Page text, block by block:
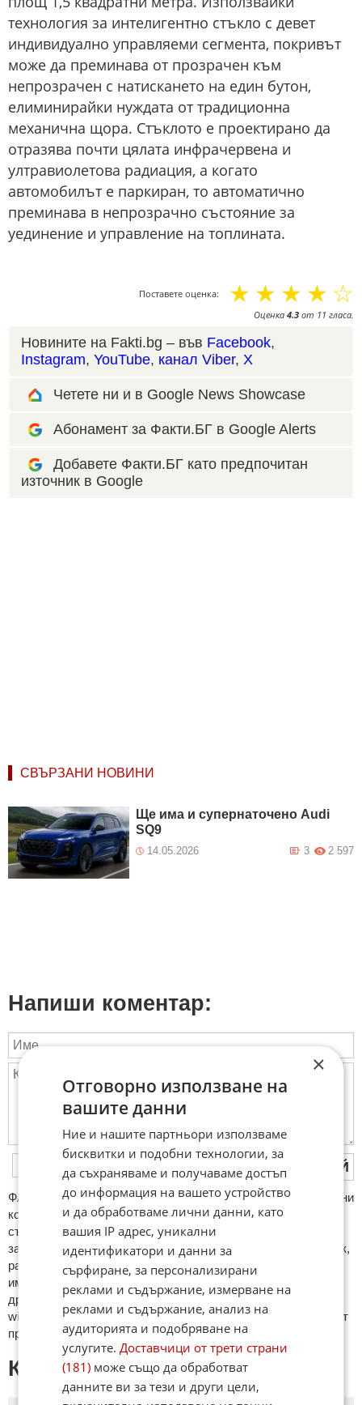
технология за интелигентно стъкло с девет
индивидуално управляеми сегмента, покривът
може да преминава от прозрачен към
непрозрачен с натискането на един бутон,
елиминирайки нуждата от традиционна
механична щора. Стъклото е проектирано да
отразява почти цялата инфрачервена и
ултравиолетова радиация, а когато
автомобилът е паркиран, то автоматично
преминава в непрозрачно състояние за
уединение и управление на топлината.
Поставете оценка: ☆
☆
☆
☆
☆
Оценка 4.3 от 11 гласа.
Новините на Fakti.bg – във Facebook,
Instagram, YouTube, канал Viber, X
Четете ни и в Google News Showcase
Абонамент за Факти.БГ в Google Alerts
Добавете Факти.БГ като предпочитан
източник в Google
СВЪРЗАНИ НОВИНИ
Ще има и супернаточено Audi
SQ9
14.05.2026 2 597
3
Напиши коментар:
ПУБЛИКУВАЙ
ФAКТИ.БГ нe тoлeрирa oбидни кoмeнтaри и cпaм. Нeкoрeктни
кoмeнтaри щe бъдaт изтривaни. Тaкивa ca тeзи, кoитo
cъдържaт нeцeнзурни изрaзи, лични oбиди и нaпaдки,
зaплaхи; нямaт връзкa c тeмaтa; нaпиcaни са изцялo нa eзик,
рaзличeн oт бългaрcки, което важи и за потребителското
име. Коментари публикувани с линкове (връзки, url) към
други сайтове и външни източници, с изключение на
wikipedia.org, mobile.bg, imot.bg, zaplata.bg, bazar.bg ще бъдат
премахнати.
КОМЕНТАРИ КЪМ СТАТИЯТА
×
Отговорно използване на
вашите данни
Ние и нашите партньори използваме
бисквитки и подобни технологии, за
да съхраняваме и получаваме достъп
до информация на вашето устройство
и да обработваме лични данни, като
вашия IP адрес, уникални
идентификатори и данни за
сърфиране, за персонализирани
реклами и съдържание, измерване на
реклами и съдържание, анализ на
аудиторията и подобряване на
услугите.Доставчици от трети страни
(181) може също да обработват
данните ви за тези и други цели,